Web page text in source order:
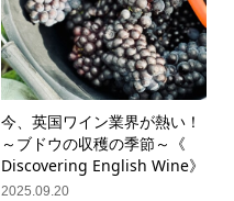
今、英国ワイン業界が熱い！
～ブドウの収穫の季節～《
Discovering English Wine》
2025.09.20